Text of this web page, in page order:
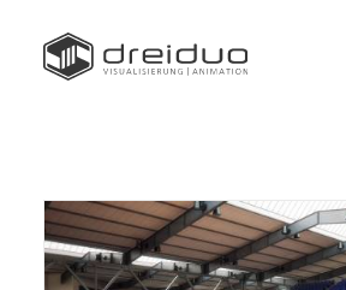
Profil
Datenschutz